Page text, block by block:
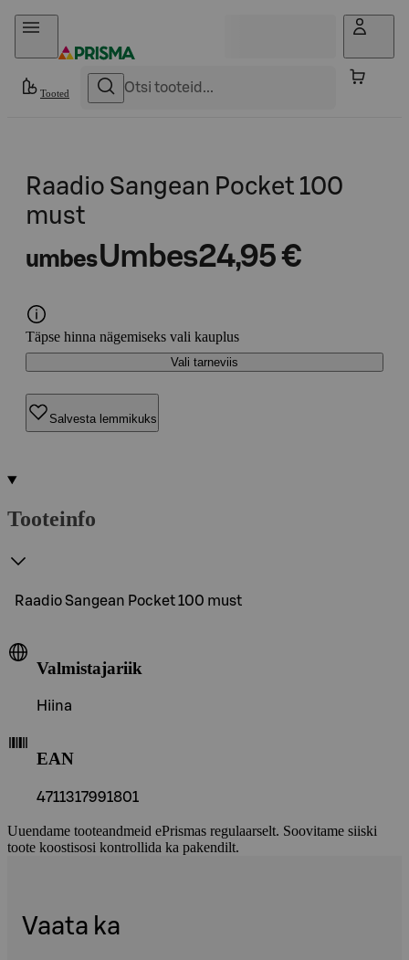
Otse sisu juurde
Tooted
Raadio Sangean Pocket 100
must
umbesUmbes24,95 €
Täpse hinna nägemiseks vali kauplus
Vali tarneviis
Salvesta lemmikuks
Tooteinfo
Raadio Sangean Pocket 100 must
Valmistajariik
Hiina
EAN
4711317991801
Uuendame tooteandmeid ePrismas regulaarselt. Soovitame siiski
toote koostisosi kontrollida ka pakendilt.
Vaata ka